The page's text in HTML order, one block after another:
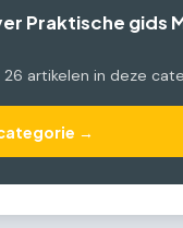
Praktische gids
26 artikelen in deze
→